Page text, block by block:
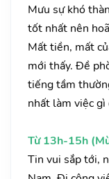
Mưu sự khó
tốt nhất nên
Mất tiền, mất
mới thấy. Đề
tiếng tầm
nhất làm việc gì
Từ 13h-15h
Tin vui sắp tới,